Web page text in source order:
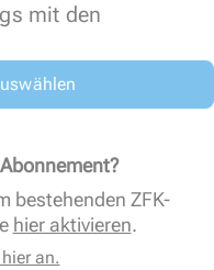
mit den
bestehenden ZFK-
hier aktivieren.
an.